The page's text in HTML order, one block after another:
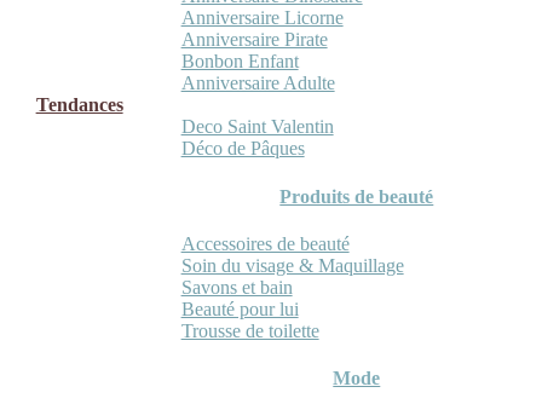
Anniversaire Licorne
Anniversaire Pirate
Bonbon Enfant
Anniversaire Adulte
Tendances
Deco Saint Valentin
Déco de Pâques
Produits de beauté
Accessoires de beauté
Soin du visage & Maquillage
Savons et bain
Beauté pour lui
Trousse de toilette
Mode